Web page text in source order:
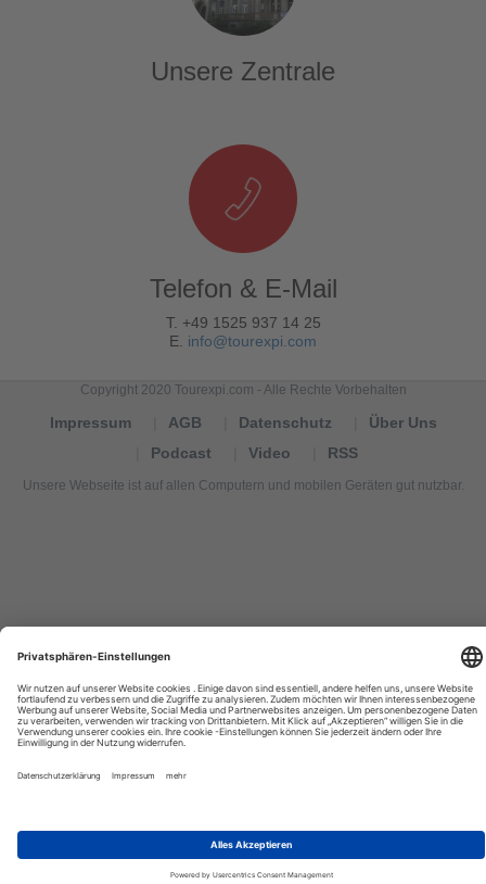
Unsere Zentrale
Telefon & E-Mail
T. +49 1525 937 14 25
E. info@tourexpi.com
Copyright 2020 Tourexpi.com - Alle Rechte Vorbehalten
Impressum AGB Datenschutz
Über Uns
Podcast
Video RSS
Unsere Webseite ist auf allen Computern und mobilen Geräten gut nutzbar.
de
Tourismus
Nachrichten,
новости
news,
international